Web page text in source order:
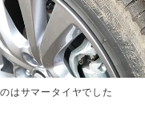
はサマータイヤでした